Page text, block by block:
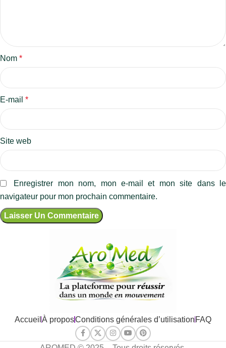
Nom *
E-mail *
Site web
Enregistrer mon nom, mon e-mail et mon site dans le
navigateur pour mon prochain commentaire.
Accueil À proposConditions générales d’utilisation FAQ